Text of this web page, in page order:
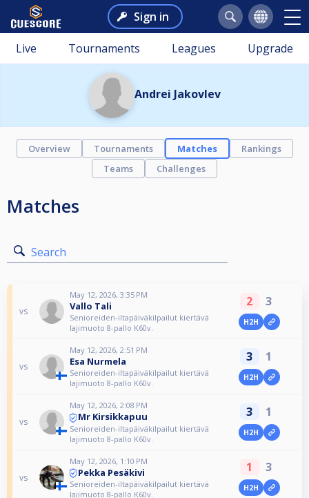
Sign in
Live Tournaments Leagues Upgrade
Andrei Jakovlev
Overview Tournaments Matches
Rankings
Teams
Challenges
Matches
Search
vs
May 12, 2026, 3:35 PM
Vallo Tali
Senioreiden-iltapäiväkilpailut kiertävä
lajimuoto 8-pallo K60v.
2 3
H2H
vs
May 12, 2026, 2:51 PM
Esa Nurmela
Senioreiden-iltapäiväkilpailut kiertävä
lajimuoto 8-pallo K60v.
3 1
H2H
vs
May 12, 2026, 2:08 PM
Mr Kirsikkapuu
Senioreiden-iltapäiväkilpailut kiertävä
lajimuoto 8-pallo K60v.
3 1
H2H
vs
May 12, 2026, 1:10 PM
Pekka Pesäkivi
Senioreiden-iltapäiväkilpailut kiertävä
lajimuoto 8-pallo K60v.
1 3
H2H